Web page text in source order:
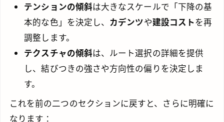
テンションの傾斜は大きなスケールで「下降の基
本的な色」を決定し、 カデンツや建設コストを再
調整します。
テクスチャの傾斜は、ルート選択の詳細を提供
し、結びつきの強さや方向性の偏りを決定しま
す。
これを前の二つのセクションに戻すと、さらに明確に
なります：